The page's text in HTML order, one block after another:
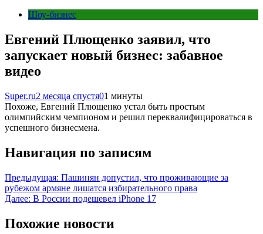
Шоу-бизнес
Евгений Плющенко заявил, что
запускает новый бизнес: забавное
видео
Super.ru2 месяца спустя01 минуты
Похоже, Евгений Плющенко устал быть простым
олимпийским чемпионом и решил переквалифицироваться в
успешного бизнесмена.
Навигация по записям
Предыдущая: Пашинян допустил, что проживающие за
рубежом армяне лишатся избирательного права
Далее: В России подешевел iPhone 17
Похожие новости